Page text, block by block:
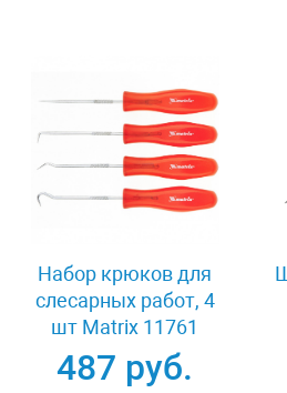
Набор крюков для
слесарных работ, 4
шт Matrix 11761
487 руб.